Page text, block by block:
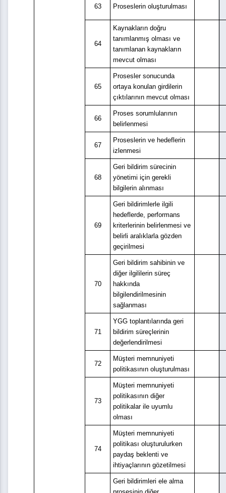
63 Proseslerin oluşturulması
64
Kaynakların doğru
tanımlanmış olması ve
tanımlanan kaynakların
mevcut olması
65
Prosesler sonucunda
ortaya konulan girdilerin
çıktılarının mevcut olması
66
Proses sorumlularının
belirlenmesi
67
Proseslerin ve hedeflerin
izlenmesi
68
Geri bildirim sürecinin
yönetimi için gerekli
bilgilerin alınması
69
Geri bildirimlerle ilgili
hedeflerde, performans
kriterlerinin belirlenmesi ve
belirli aralıklarla gözden
geçirilmesi
70
Geri bildirim sahibinin ve
diğer ilgililerin süreç
hakkında
bilgilendirilmesinin
sağlanması
71
YGG toplantılarında geri
bildirim süreçlerinin
değerlendirilmesi
72
Müşteri memnuniyeti
politikasının oluşturulması
73
Müşteri memnuniyeti
politikasının diğer
politikalar ile uyumlu
olması
74
Müşteri memnuniyeti
politikası oluşturulurken
paydaş beklenti ve
ihtiyaçlarının gözetilmesi
Geri bildirimleri ele alma